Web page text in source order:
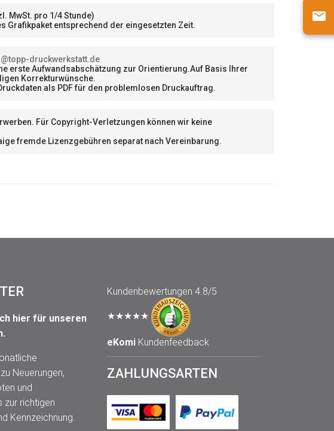
MwSt. pro 1/4 Stunde)
Grafikpaket entsprechend der eingesetzten Zeit.
druckwerkstatt.de
erste Aufwandsabschätzung zur Orientierung.Auf Basis Ihrer
Korrekturwünsche.
als PDF für den problemlosen Druckauftrag.
Für Copyright-Verletzungen können wir keine
fremde Lizenzgebühren separat nach Vereinbarung.
hier für unseren
Neuerungen,
und
zur richtigen
Kennzeichnung.
Kundenbewertungen 4.8/5
★★★★★
eKomiKundenfeedback
ZAHLUNGSARTEN